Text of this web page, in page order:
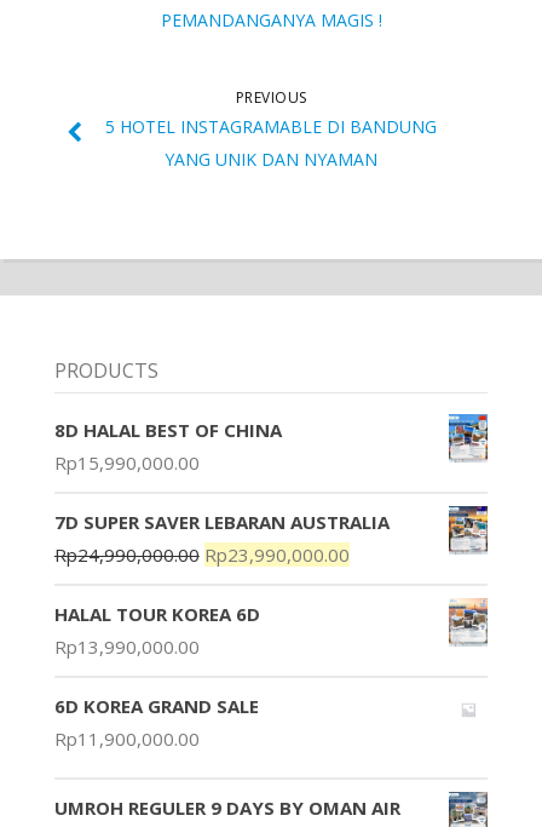
PEMANDANGANYA MAGIS !
PREVIOUS
5 HOTEL INSTAGRAMABLE DI BANDUNG
YANG UNIK DAN NYAMAN
PRODUCTS
8D HALAL BEST OF CHINA
Rp15,990,000.00
7D SUPER SAVER LEBARAN AUSTRALIA
Rp24,990,000.00 Rp23,990,000.00
HALAL TOUR KOREA 6D
Rp13,990,000.00
6D KOREA GRAND SALE
Rp11,900,000.00
UMROH REGULER 9 DAYS BY OMAN AIR